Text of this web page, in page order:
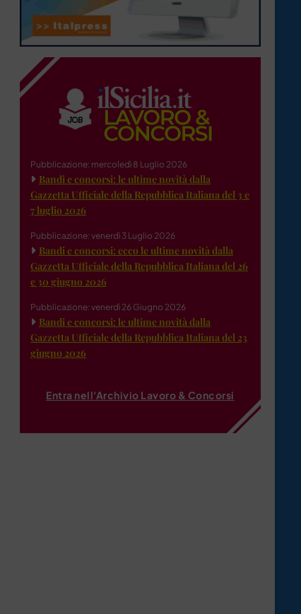
Pubblicazione: mercoledì 8 Luglio 2026
Bandi e concorsi: le ultime novità dalla
Gazzetta Ufficiale della Repubblica Italiana del 3 e
7 luglio 2026
Pubblicazione: venerdì 3 Luglio 2026
Bandi e concorsi: ecco le ultime novità dalla
Gazzetta Ufficiale della Repubblica Italiana del 26
e 30 giugno 2026
Pubblicazione: venerdì 26 Giugno 2026
Bandi e concorsi: le ultime novità dalla
Gazzetta Ufficiale della Repubblica Italiana del 23
giugno 2026
Entra nell'Archivio Lavoro & Concorsi